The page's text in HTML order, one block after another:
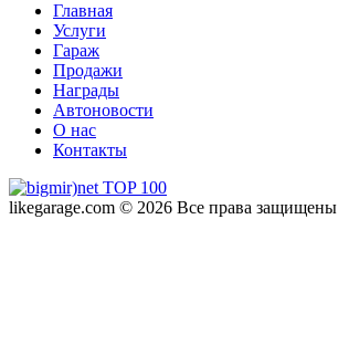
Главная
Услуги
Гараж
Продажи
Награды
Автоновости
О нас
Контакты
likegarage.com © 2026 Все права защищены